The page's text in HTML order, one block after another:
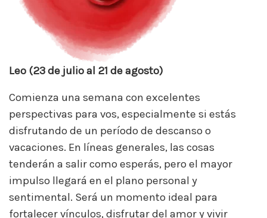
Leo (23 de julio al 21 de agosto)
Comienza una semana con excelentes
perspectivas para vos, especialmente si estás
disfrutando de un período de descanso o
vacaciones. En líneas generales, las cosas
tenderán a salir como esperás, pero el mayor
impulso llegará en el plano personal y
sentimental. Será un momento ideal para
fortalecer vínculos, disfrutar del amor y vivir